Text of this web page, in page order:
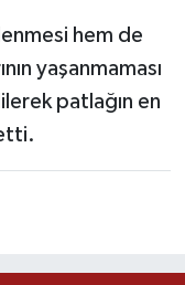
hem de
yaşanmaması
patlağın en